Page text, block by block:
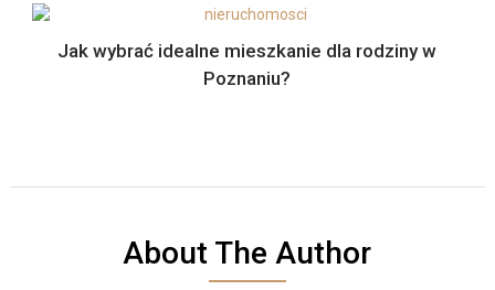
Jak wybrać idealne mieszkanie dla rodziny w
Poznaniu?
About The Author